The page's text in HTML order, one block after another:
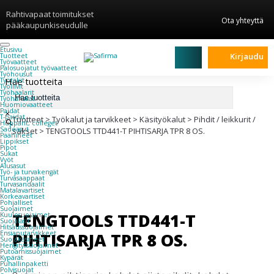
Rahtivapaat toimitukset
pääkaupunkiseudulle
Ota yhteyttä
Etusivu
Tuotteet
Työvaatteet
Palosuojatut työvaatteet
Työhousut
Työtakit
Työliivit
Työhaalarit
Työhanskat
Huomiovaatteet
Paidat
T-paidat
Hupparit, colleget
Sadeasut
Päähineet
Lippikset
Pipot
Sukat
Vyöt
Alusasut
Työ- ja turvakengät
Turvasaappaat
Turvasandaalit
Matalavartiset
Korkeavartiset
Pohjalliset
Suojaimet
Kuulosuojaimet
Suojalasit
Hitsaussuojaimet
Ensiaputarvikkeet
Suojakäsineet
Hengityssuojaimet
Putoamissuojaimet
Kypärät
Puhallinpaketti
Polvisuojat
Kirjaudu
Hae tuotteita
×
Tuotteet>Työkalut ja tarvikkeet > Käsityökalut > Pihdit / leikkurit /
sakset > TENGTOOLS TTD441-T PIHTISARJA TPR 8 OS.
TENGTOOLS TTD441-T
PIHTISARJA TPR 8 OS.